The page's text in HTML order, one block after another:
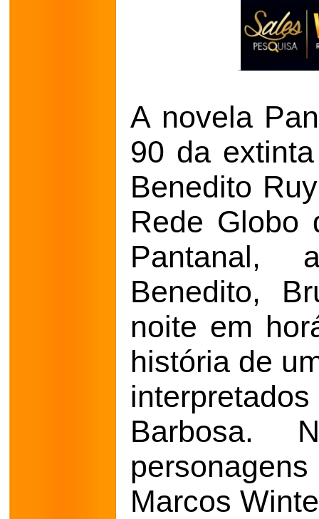
A novela
90 da
Benedito
Rede Globo
Pantanal,
Benedito,
noite em
história de
Barbosa.
Marcos